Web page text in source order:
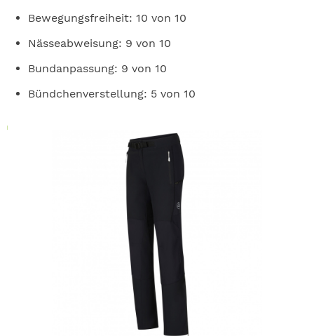
Bewegungsfreiheit: 10 von 10
Nässeabweisung: 9 von 10
Bundanpassung: 9 von 10
Bündchenverstellung: 5 von 10